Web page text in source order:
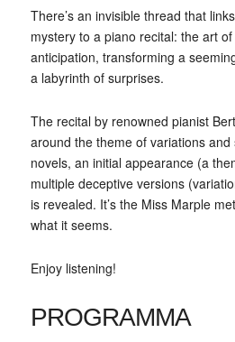
There’s an invisible thread that
mystery to a piano recital: the art
anticipation, transforming a
a labyrinth of surprises.
The recital by renowned pianist
around the theme of variations and
novels, an initial appearance (a
multiple deceptive versions
is revealed. It’s the Miss Marple
what it seems.
Enjoy listening!
PROGRAMMA